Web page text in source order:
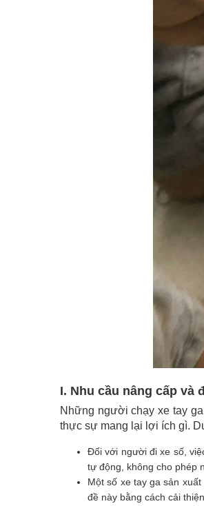
I. Nhu cầu nâng cấp và
Những người chạy xe tay
thực sự mang lại lợi ích gì.
Đối với người đi xe số,
tự động, không cho phép
Một số xe tay ga sản
đề này bằng cách cải